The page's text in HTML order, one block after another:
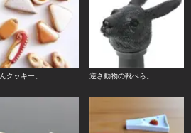
クッキー。 逆さ動物の靴べら。